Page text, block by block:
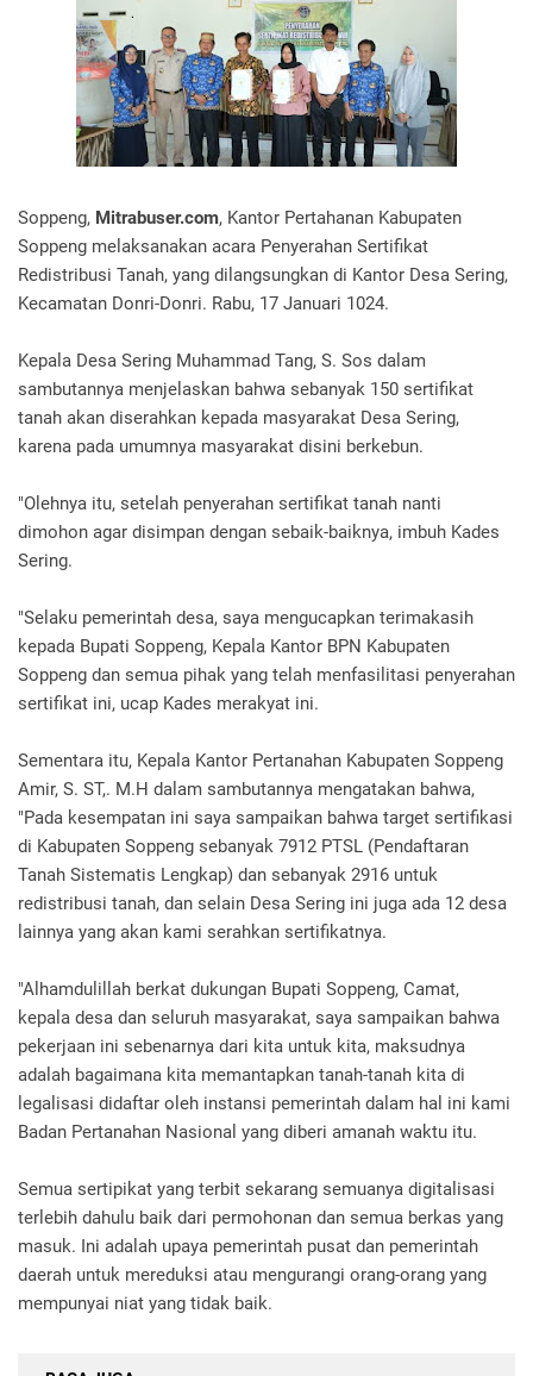
Soppeng, Mitrabuser.com, Kantor Pertahanan Kabupaten
Soppeng melaksanakan acara Penyerahan Sertifikat
Redistribusi Tanah, yang dilangsungkan di Kantor Desa Sering,
Kecamatan Donri-Donri. Rabu, 17 Januari 1024.
Kepala Desa Sering Muhammad Tang, S. Sos dalam
sambutannya menjelaskan bahwa sebanyak 150 sertifikat
tanah akan diserahkan kepada masyarakat Desa Sering,
karena pada umumnya masyarakat disini berkebun.
"Olehnya itu, setelah penyerahan sertifikat tanah nanti
dimohon agar disimpan dengan sebaik-baiknya, imbuh Kades
Sering.
"Selaku pemerintah desa, saya mengucapkan terimakasih
kepada Bupati Soppeng, Kepala Kantor BPN Kabupaten
Soppeng dan semua pihak yang telah menfasilitasi penyerahan
sertifikat ini, ucap Kades merakyat ini.
Sementara itu, Kepala Kantor Pertanahan Kabupaten Soppeng
Amir, S. ST,. M.H dalam sambutannya mengatakan bahwa,
"Pada kesempatan ini saya sampaikan bahwa target sertifikasi
di Kabupaten Soppeng sebanyak 7912 PTSL (Pendaftaran
Tanah Sistematis Lengkap) dan sebanyak 2916 untuk
redistribusi tanah, dan selain Desa Sering ini juga ada 12 desa
lainnya yang akan kami serahkan sertifikatnya.
"Alhamdulillah berkat dukungan Bupati Soppeng, Camat,
kepala desa dan seluruh masyarakat, saya sampaikan bahwa
pekerjaan ini sebenarnya dari kita untuk kita, maksudnya
adalah bagaimana kita memantapkan tanah-tanah kita di
legalisasi didaftar oleh instansi pemerintah dalam hal ini kami
Badan Pertanahan Nasional yang diberi amanah waktu itu.
Semua sertipikat yang terbit sekarang semuanya digitalisasi
terlebih dahulu baik dari permohonan dan semua berkas yang
masuk. Ini adalah upaya pemerintah pusat dan pemerintah
daerah untuk mereduksi atau mengurangi orang-orang yang
mempunyai niat yang tidak baik.